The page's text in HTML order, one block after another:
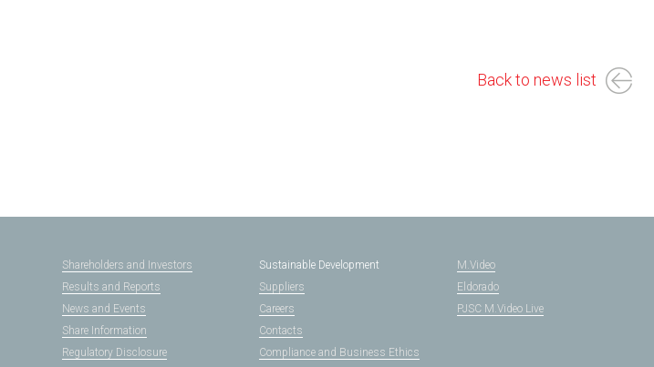
Back to news list
Shareholders and Investors
Results and Reports
News and Events
Share Information
Regulatory Disclosure
Sustainable Development
Suppliers
Careers
Contacts
Compliance and Business Ethics
M.Video
Eldorado
PJSC M.Video Live